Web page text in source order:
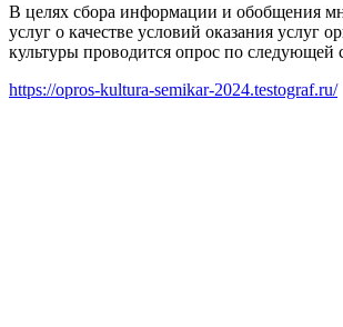
В целях сбора информации и обобщения
услуг о качестве условий оказания услуг
культуры проводится опрос по следующей
https://opros-kultura-semikar-2024.testograf.ru/